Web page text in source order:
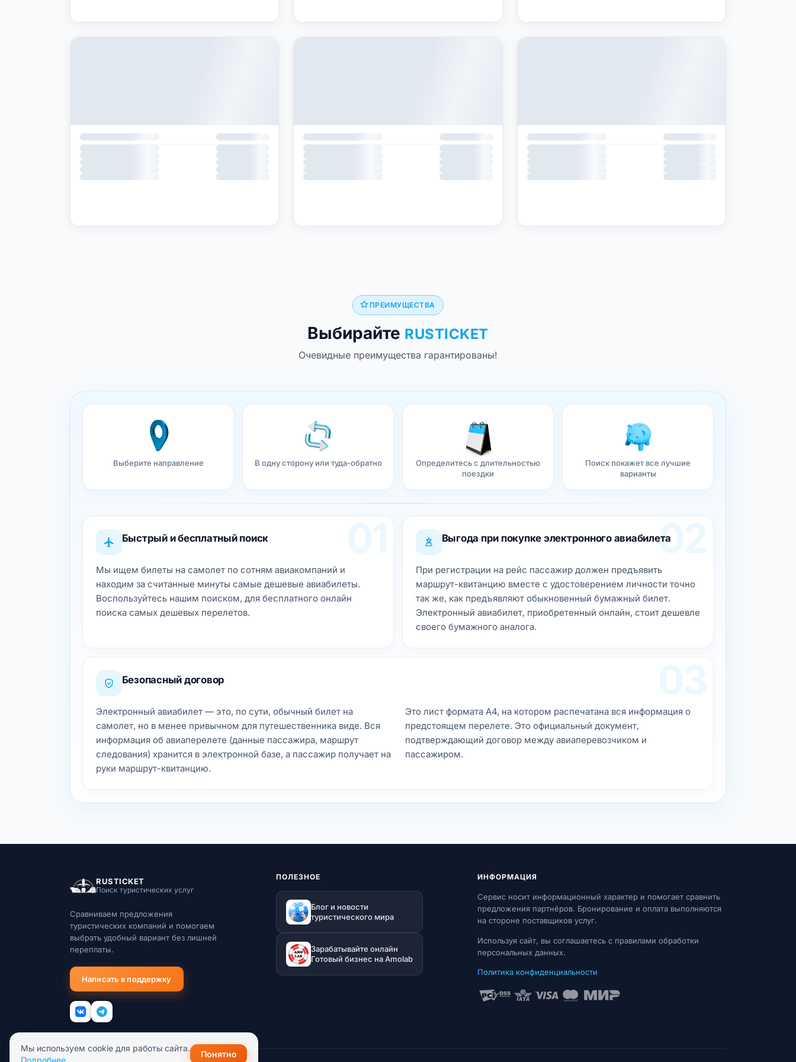
ПРЕИМУЩЕСТВА
Выбирайте RUSTICKET
Очевидные преимущества гарантированы!
Выберите направление В одну сторону или туда-обратно
Определитесь с длительностью
поездки
Поиск покажет все лучшие
варианты
Быстрый и бесплатный поиск
Мы ищем билеты на самолет по сотням авиакомпаний и
находим за считанные минуты самые дешевые авиабилеты.
Воспользуйтесь нашим поиском, для бесплатного онлайн
поиска самых дешевых перелетов.
02
Выгода при покупке электронного авиабилета
При регистрации на рейс пассажир должен предъявить
маршрут-квитанцию вместе с удостоверением личности точно
так же, как предъявляют обыкновенный бумажный билет.
Электронный авиабилет, приобретенный онлайн, стоит дешевле
своего бумажного аналога.
Безопасный договор
Электронный авиабилет — это, по сути, обычный билет на
самолет, но в менее привычном для путешественника виде. Вся
информация об авиаперелете (данные пассажира, маршрут
следования) хранится в электронной базе, а пассажир получает на
руки маршрут-квитанцию.
Это лист формата А4, на котором распечатана вся информация о
предстоящем перелете. Это официальный документ,
подтверждающий договор между авиаперевозчиком и
пассажиром.
RUSTICKET
Поиск туристических услуг
Сравниваем предложения
туристических компаний и помогаем
выбрать удобный вариант без лишней
переплаты.
Написать в поддержку
ПОЛЕЗНОЕ
Блог и новости
туристического мира
Зарабатывайте онлайн
Готовый бизнес на Amolab
ИНФОРМАЦИЯ
Сервис носит информационный характер и помогает сравнить
предложения партнёров. Бронирование и оплата выполняются
на стороне поставщиков услуг.
Используя сайт, вы соглашаетесь с правилами обработки
персональных данных.
Политика конфиденциальности
Мы используем cookie для работы сайта.
Подробнее
Понятно